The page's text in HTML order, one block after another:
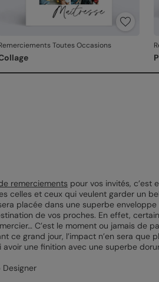
Toutes Occasions
remerciements pour vos invités, c’est
celles et ceux qui veulent garder un
placée dans une superbe
de vos proches. En effet,
C’est le moment ou jamais de
ce grand jour, l’impact n’en sera
avoir une finition avec une superbe